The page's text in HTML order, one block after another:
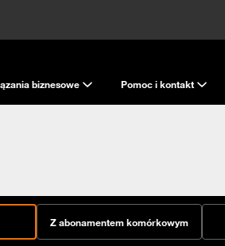
biznesowe Pomoc i kontakt
Z abonamentem komórkowym